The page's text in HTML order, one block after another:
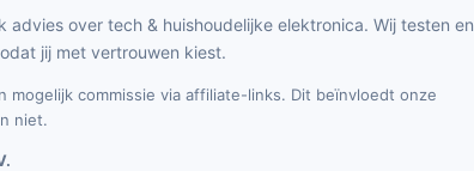
advies over tech & huishoudelijke elektronica. Wij testen en
jij met vertrouwen kiest.
mogelijk commissie via affiliate-links. Dit beïnvloedt onze
niet.